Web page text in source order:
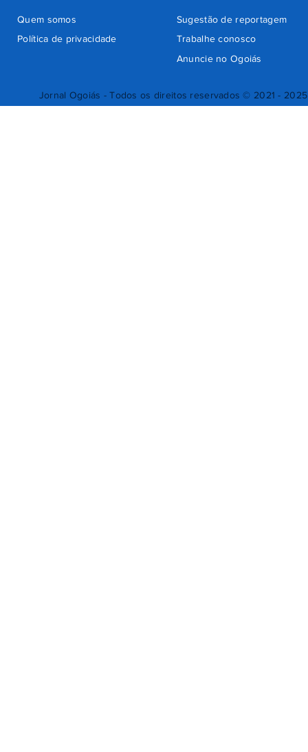
Jornal Ogoiás - Todos os direitos reservados © 2021 - 2025
Quem somos
Sugestão de reportagem
Trabalhe conosco
Política de privacidade
Anuncie no Ogoiás